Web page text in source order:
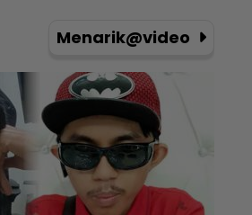
Menarik@video